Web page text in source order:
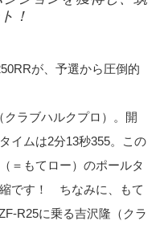
！
が、予選から圧倒的
ラブハルクプロ）。開
イムは2分13秒355。この
＝もてロー）のポールタ
です！ ちなみに、もて
R25に乗る吉沢隆（クラ